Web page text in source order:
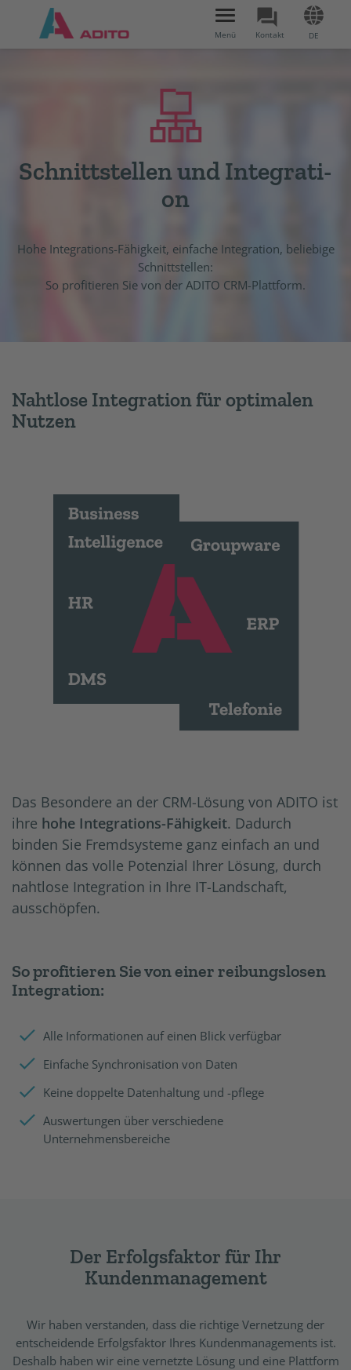
DE
Kontakt
Toggle
navigation
Menü
Schnitt­stel­len und In­te­gra­ti­
on
Hohe Integrations-Fähigkeit, einfache Integration, beliebige
Schnittstellen:
So profitieren Sie von der ADITO CRM-Plattform.
Nahtlose Integration für optimalen
Nutzen
Das Besondere an der CRM-Lösung von ADITO ist
ihre hohe Integrations-Fähigkeit. Dadurch
binden Sie Fremdsysteme ganz einfach an und
können das volle Potenzial Ihrer Lösung, durch
nahtlose Integration in Ihre IT-Landschaft,
ausschöpfen.
So profitieren Sie von einer reibungslosen
Integration:
Alle Informationen auf einen Blick verfügbar
Einfache Synchronisation von Daten
Keine doppelte Datenhaltung und -pflege
Auswertungen über verschiedene
Unternehmensbereiche
Der Erfolgsfaktor für Ihr
Kundenmanagement
Wir haben verstanden, dass die richtige Vernetzung der
entscheidende Erfolgsfaktor Ihres Kundenmanagements ist.
Deshalb haben wir eine vernetzte Lösung und eine Plattform